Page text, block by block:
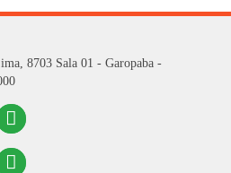
8703 Sala 01 - Garopaba -